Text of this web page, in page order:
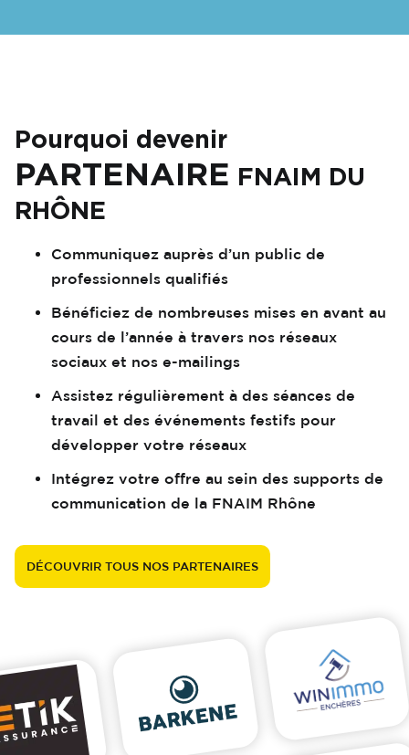
Pourquoi devenir
PARTENAIRE FNAIM DU
RHÔNE
Communiquez auprès d’un public de
professionnels qualifiés
Bénéficiez de nombreuses mises en avant au
cours de l’année à travers nos réseaux
sociaux et nos e-mailings
Assistez régulièrement à des séances de
travail et des événements festifs pour
développer votre réseaux
Intégrez votre offre au sein des supports de
communication de la FNAIM Rhône
DÉCOUVRIR TOUS NOS PARTENAIRES